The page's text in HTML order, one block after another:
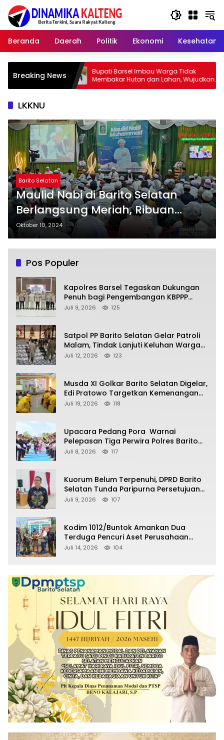
Langsung
konten
Beranda
Daerah Politik Ekonomi Kesehatan
Breaking News
Bupati Barsel Imbau Warga Tidak
Membakar Hutan dan Lahan, Wujudkan
Barito Selatan Bebas Kabut Asap
Kapolres
2026,
yang
LKKNU
Barito Selatan
Maulid Nabi di Barito Selatan
Berlangsung Meriah, Ribuan
Jamaah Padati Masjid Al
Munawarah
Oktober 10, 2024
Pos Populer
Kapolres Barsel Tegaskan Dukungan
Penuh bagi Pengembangan KBPPP
Kalimantan Tengah
Juli 9, 2026 125
Satpol PP Barito Selatan Gelar Patroli
Malam, Tindak Lanjuti Keluhan Warga
soal Balap Liar dan Remaja Nongkrong
Juli 12, 2026 123
Musda XI Golkar Barito Selatan Digelar,
Edi Pratowo Targetkan Kemenangan
Partai pada Pemilu Mendatang
Juli 19, 2026 118
Upacara Pedang Pora Warnai
Pelepasan Tiga Perwira Polres Barito
Selatan Masuki Masa Pensiun
Juli 8, 2026 117
Kuorum Belum Terpenuhi, DPRD Barito
Selatan Tunda Paripurna Persetujuan
Raperda Pertanggungjawaban APBD
Juli 9, 2026 107
Kodim 1012/Buntok Amankan Dua
Terduga Pencuri Aset Perusahaan
Sitaan Satgas PKH, Satu Paket Diduga
Juli 14, 2026 104